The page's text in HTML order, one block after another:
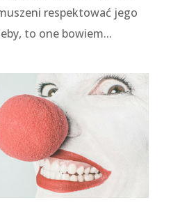
respektować jego
to one bowiem...